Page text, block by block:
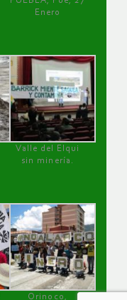
Enero
Valle del Elqui
sin minería.
Orinoco,